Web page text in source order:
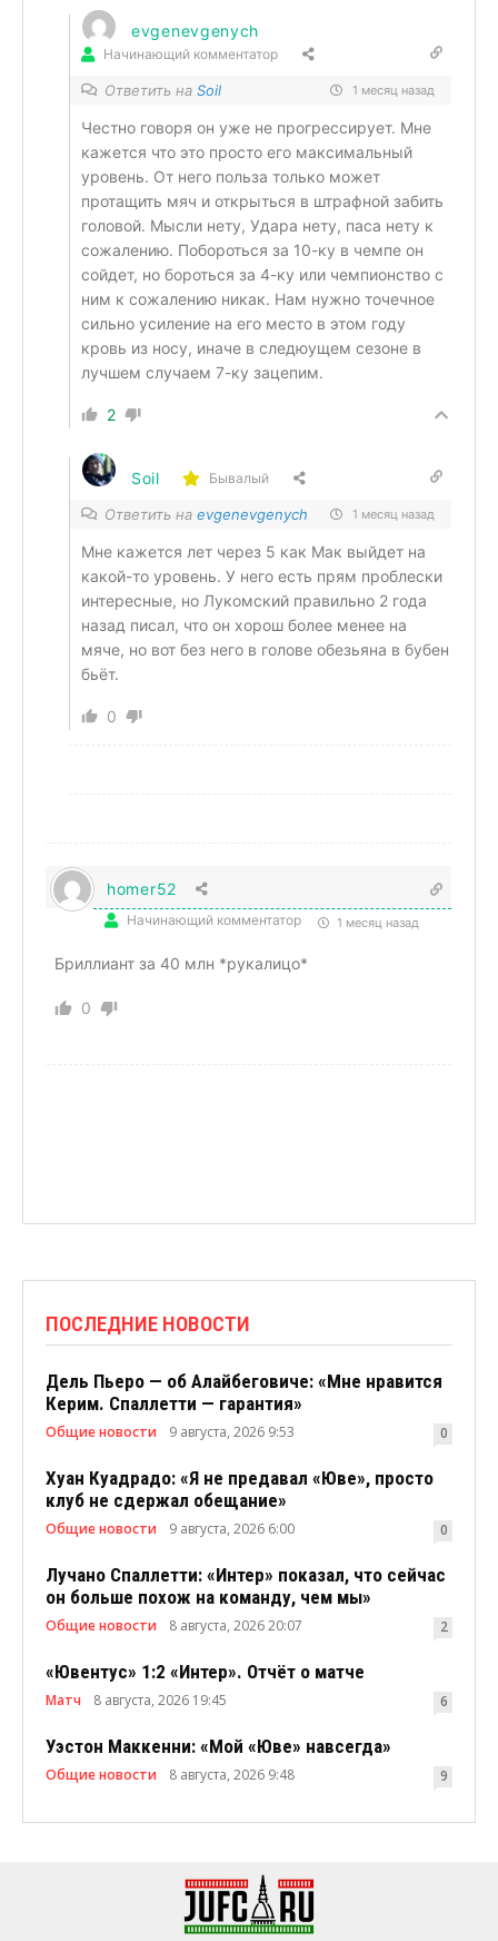
evgenevgenych
Начинающий комментатор
Ответить на Soil 1 месяц назад
Честно говоря он уже не прогрессирует. Мне
кажется что это просто его максимальный
уровень. От него польза только может
протащить мяч и открыться в штрафной забить
головой. Мысли нету, Удара нету, паса нету к
сожалению. Побороться за 10-ку в чемпе он
сойдет, но бороться за 4-ку или чемпионство с
ним к сожалению никак. Нам нужно точечное
сильно усиление на его место в этом году
кровь из носу, иначе в следюущем сезоне в
лучшем случаем 7-ку зацепим.
2
Soil Бывалый
Ответить на evgenevgenych 1 месяц назад
Мне кажется лет через 5 как Мак выйдет на
какой-то уровень. У него есть прям проблески
интересные, но Лукомский правильно 2 года
назад писал, что он хорош более менее на
мяче, но вот без него в голове обезьяна в бубен
бьёт.
0
homer52
Начинающий комментатор 1 месяц назад
Бриллиант за 40 млн *рукалицо*
0
ПОСЛЕДНИЕ НОВОСТИ
Дель Пьеро — об Алайбеговиче: «Мне нравится
Керим. Спаллетти — гарантия»
Общие новости 9 августа, 2026 9:53 0
Хуан Куадрадо: «Я не предавал «Юве», просто
клуб не сдержал обещание»
Общие новости 9 августа, 2026 6:00 0
Лучано Спаллетти: «Интер» показал, что сейчас
он больше похож на команду, чем мы»
Общие новости 8 августа, 2026 20:07 2
«Ювентус» 1:2 «Интер». Отчёт о матче
Матч 8 августа, 2026 19:45 6
Уэстон Маккенни: «Мой «Юве» навсегда»
Общие новости 8 августа, 2026 9:48 9